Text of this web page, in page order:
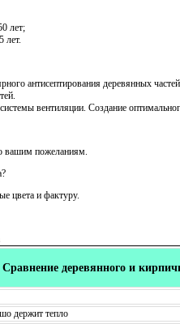
лет;
лет.
антисептирования деревянных
вентиляции. Создание
вашим пожеланиям.
цвета и фактуру.
Сравнение деревянного и
держит тепло